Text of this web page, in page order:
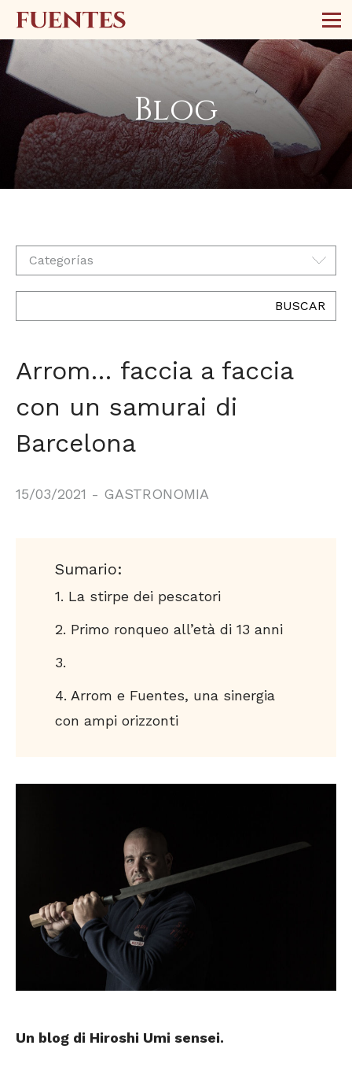
Blog
Categorías
BUSCAR
Arrom… faccia a faccia
con un samurai di
Barcelona
15/03/2021 - GASTRONOMIA
Sumario:
La stirpe dei pescatori
Primo ronqueo all’età di 13 anni
Arrom e Fuentes, una sinergia
con ampi orizzonti
Un blog di Hiroshi Umi sensei.